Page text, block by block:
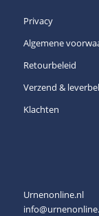
Privacy
Algemene
Retourbeleid
Verzend &
Klachten
Urnenonline.nl